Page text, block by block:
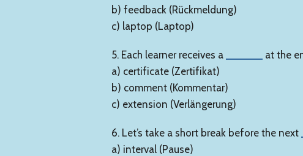
b) feedback (Rückmeldung)
c) laptop (Laptop)
5. Each learner receives a
at the
a) certificate (Zertifikat)
b) comment (Kommentar)
c) extension (Verlängerung)
6. Let’s take a short break before the next
a) interval (Pause)